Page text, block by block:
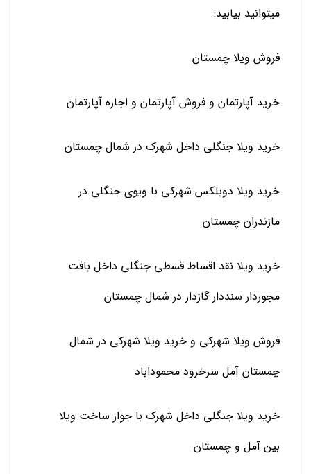
میتوانید بیابید:
فروش ویلا چمستان
خرید آپارتمان و فروش آپارتمان و اجاره آپارتمان
خرید ویلا جنگلی داخل شهرک در شمال چمستان
خرید ویلا دوبلکس شهرکی با ویوی جنگلی در
مازندران چمستان
خرید ویلا نقد اقساط قسطی جنگلی داخل بافت
مجوردار سنددار گازدار در شمال چمستان
فروش ویلا شهرکی و خرید ویلا شهرکی در شمال
چمستان آمل سرخرود محموداباد
خرید ویلا جنگلی داخل شهرک با جواز ساخت ویلا
بین آمل و چمستان